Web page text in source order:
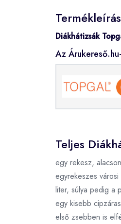
Termékleírás
Diákhátizsák
Az
Teljes
egy rekesz,
egyrekeszes
liter, súlya pedig a
egy kisebb
első zsebben is